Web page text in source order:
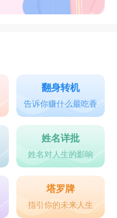
翻身转机
告诉你赚什么最吃香
姓名详批
姓名对人生的影响
塔罗牌
指引你的未来人生